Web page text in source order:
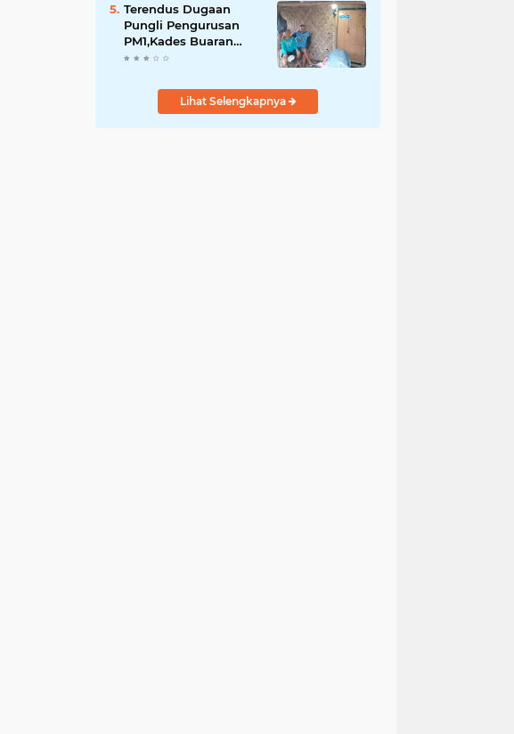
Lingkungan dan PBG
Terendus Dugaan
Pungli Pengurusan
PM1,Kades Buaran
Bambu Minta 60 Juta
Lihat Selengkapnya